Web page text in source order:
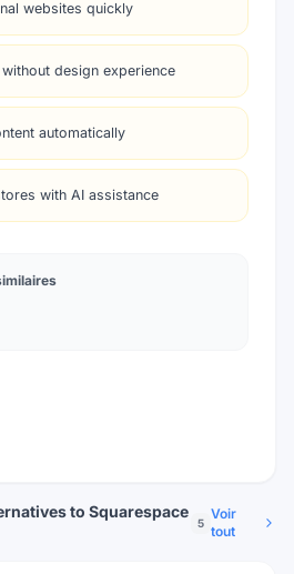
websites quickly
design experience
automatically
with AI assistance
to Squarespace
5
Voir
tout